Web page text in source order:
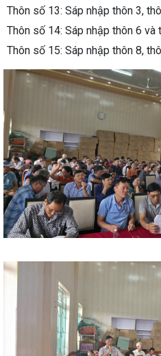
Thôn số 13: Sáp nhập thôn 3,
Thôn số 14: Sáp nhập thôn 6 và
Thôn số 15: Sáp nhập thôn 8,